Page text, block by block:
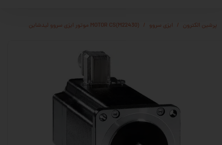
پرشین الکترون ایزی سروو MOTOR CS(M22430) موتور ایزی سروو لیدشاین